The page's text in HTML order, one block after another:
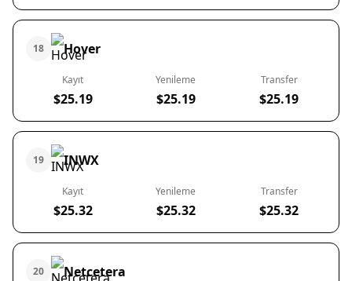
18 Hover
Kayıt
$25.19
Yenileme
$25.19
Transfer
$25.19
19 INWX
Kayıt
$25.32
Yenileme
$25.32
Transfer
$25.32
20 Netcetera